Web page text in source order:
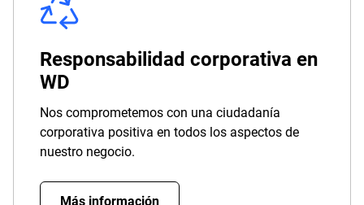
Responsabilidad corporativa en
WD
Nos comprometemos con una ciudadanía
corporativa positiva en todos los aspectos de
nuestro negocio.
Más información